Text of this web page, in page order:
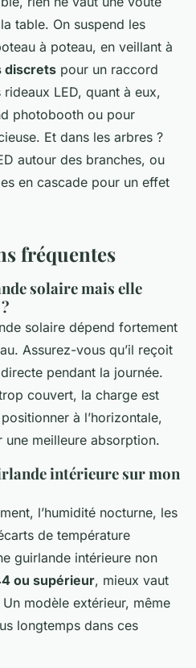
table. On suspend les
à poteau, en veillant à
discrets pour un raccord
LED, quant à eux,
photobooth ou pour
Et dans les arbres ?
autour des branches, ou
en cascade pour un effet
fréquentes
solaire mais elle
solaire dépend fortement
Assurez-vous qu’il reçoit
pendant la journée.
couvert, la charge est
à l’horizontale,
meilleure absorption.
intérieure sur mon
l’humidité nocturne, les
de température
guirlande intérieure non
ou supérieur, mieux vaut
modèle extérieur, même
longtemps dans ces